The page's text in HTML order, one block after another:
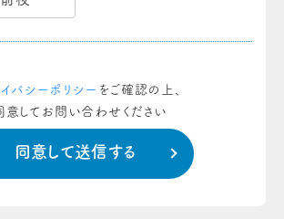
イバシーポリシー をご確認の上、
意してお問い合わせください